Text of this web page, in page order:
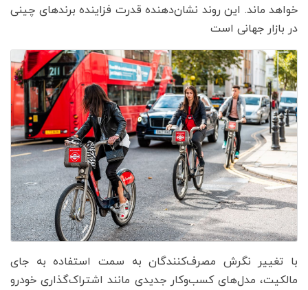
خواهد ماند. این روند نشان‌دهنده قدرت فزاینده برندهای چینی
در بازار جهانی است
با تغییر نگرش مصرف‌کنندگان به سمت استفاده به جای
مالکیت، مدل‌های کسب‌وکار جدیدی مانند اشتراک‌گذاری خودرو